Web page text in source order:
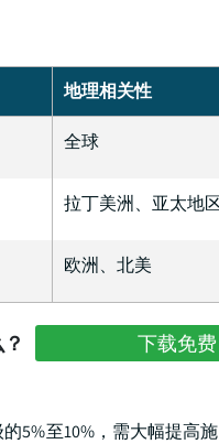
地理相关性
全球
拉丁美洲、亚太地
欧洲、北美
下载免费
5%至10%，需大幅提高